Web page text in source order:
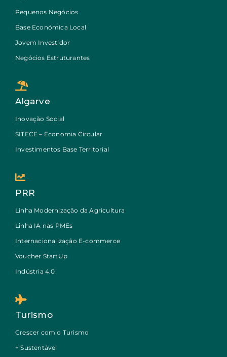
Pequenos Negócios
Base Económica Local
Jovem Investidor
Negócios Estruturantes
Algarve
Inovação Social
SITECE – Economia Circular
Investimentos Base Territorial
PRR
Linha Modernização da Agricultura
Linha IA nas PMEs
Internacionalização E-commerce
Voucher StartUp
Indústria 4.0
Turismo
Crescer com o Turismo
+ Sustentável